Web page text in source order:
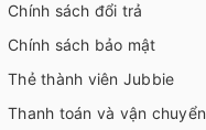
Chính sách đổi trả
Chính sách bảo mật
Thẻ thành viên Jubbie
Thanh toán và vận chuyển